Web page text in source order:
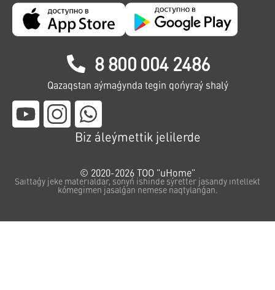
8 800 004 2486
Qazaqstan aýmaǵynda tegin qońyraý shalý
Biz áleýmettik jelilerde
© 2020-2026 ТОО "uHome"
Saıttaǵy jeke materıaldar, sonyń ishinde sýretter jasandy ıntellekt
kómegimen jasalǵan nemese naqtylanǵan.